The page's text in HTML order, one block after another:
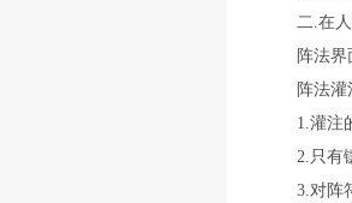
二.在人
阵法界面
阵法灌
1.灌注的
2.只有镶
3.对阵符